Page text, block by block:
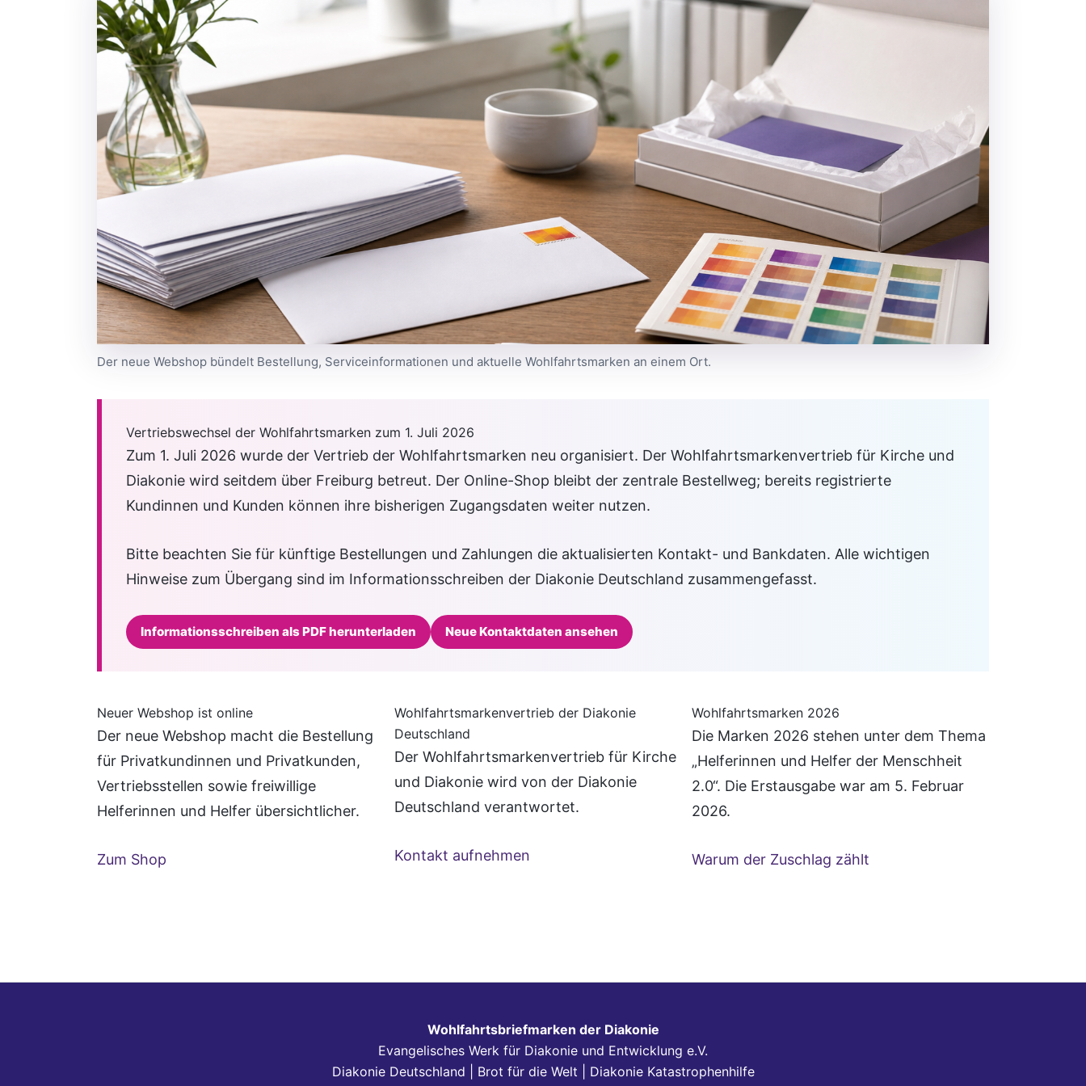
Der neue Webshop bündelt Bestellung, Serviceinformationen und aktuelle Wohlfahrtsmarken an einem Ort.
Vertriebswechsel der Wohlfahrtsmarken zum 1. Juli 2026
Zum 1. Juli 2026 wurde der Vertrieb der Wohlfahrtsmarken neu organisiert. Der Wohlfahrtsmarkenvertrieb für Kirche und
Diakonie wird seitdem über Freiburg betreut. Der Online-Shop bleibt der zentrale Bestellweg; bereits registrierte
Kundinnen und Kunden können ihre bisherigen Zugangsdaten weiter nutzen.
Bitte beachten Sie für künftige Bestellungen und Zahlungen die aktualisierten Kontakt- und Bankdaten. Alle wichtigen
Hinweise zum Übergang sind im Informationsschreiben der Diakonie Deutschland zusammengefasst.
Informationsschreiben als PDF herunterladen Neue Kontaktdaten ansehen
Neuer Webshop ist online
Der neue Webshop macht die Bestellung
für Privatkundinnen und Privatkunden,
Vertriebsstellen sowie freiwillige
Helferinnen und Helfer übersichtlicher.
Zum Shop
Wohlfahrtsmarkenvertrieb der Diakonie
Deutschland
Der Wohlfahrtsmarkenvertrieb für Kirche
und Diakonie wird von der Diakonie
Deutschland verantwortet.
Kontakt aufnehmen
Wohlfahrtsmarken 2026
Die Marken 2026 stehen unter dem Thema
„Helferinnen und Helfer der Menschheit
2.0“. Die Erstausgabe war am 5. Februar
2026.
Warum der Zuschlag zählt
Wohlfahrtsbriefmarken der Diakonie
Evangelisches Werk für Diakonie und Entwicklung e.V.
Diakonie Deutschland | Brot für die Welt | Diakonie Katastrophenhilfe